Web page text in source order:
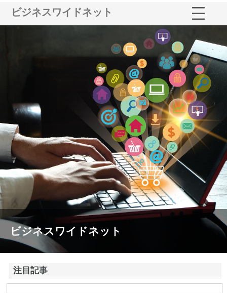
ビジネスワイドネット
ビジネスワイドネット
注目記事